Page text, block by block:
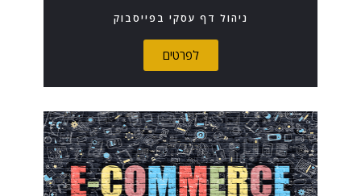
ניהול דף עסקי בפייסבוק
לפרטים